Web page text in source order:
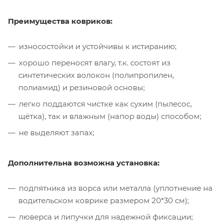
Преимущества ковриков:
износостойки и устойчивы к истиранию;
хорошо переносят влагу, т.к. состоят из
синтетических волокон (полипропилен,
полиамид) и резиновой основы;
легко поддаются чистке как сухим (пылесос,
щётка), так и влажным (напор воды) способом;
не выделяют запах;
Дополнительна возможна установка:
подпятника из ворса или металла (уплотнение на
водительском коврике размером 20*30 см);
люверса и липучки для надежной фиксации;